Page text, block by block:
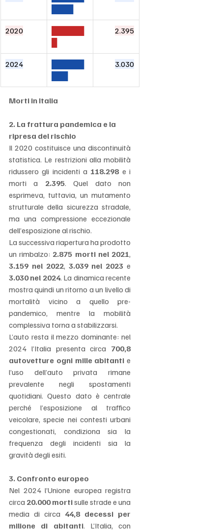
2020 2.395
2024 3.030
Morti in Italia
2. La frattura pandemica e la
ripresa del rischio
Il 2020 costituisce una discontinuità
statistica. Le restrizioni alla mobilità
ridussero gli incidenti a 118.298 e i
morti a 2.395. Quel dato non
esprimeva, tuttavia, un mutamento
strutturale della sicurezza stradale,
ma una compressione eccezionale
dell’esposizione al rischio.
La successiva riapertura ha prodotto
un rimbalzo: 2.875 morti nel 2021
3.159 nel 2022, 3.039 nel 2023
3.030 nel 2024. La dinamica recente
mostra quindi un ritorno a un livello di
mortalità vicino a quello pre-
pandemico, mentre la mobilità
complessiva torna a stabilizzarsi.
L’auto resta il mezzo dominante: nel
2024 l’Italia presenta circa 700,8
autovetture ogni mille abitanti e
l’uso dell’auto privata rimane
prevalente negli spostamenti
quotidiani. Questo dato è centrale
perché l’esposizione al traffico
veicolare, specie nei contesti urbani
congestionati, condiziona sia la
frequenza degli incidenti sia la
gravità degli esiti.
3. Confronto europeo
Nel 2024 l’Unione europea registra
circa 20.000 morti sulle strade e una
media di circa 44,8 decessi per
milione di abitanti